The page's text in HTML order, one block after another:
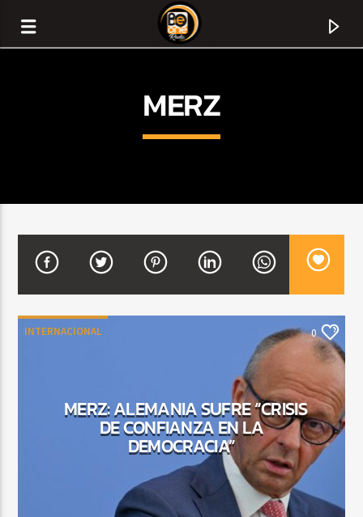
TITLE
AMANECER CON SALSA
9:00 AM
MERZ
INTERNACIONAL 0
MERZ: ALEMANIA SUFRE “CRISIS
DE CONFIANZA EN LA
DEMOCRACIA”